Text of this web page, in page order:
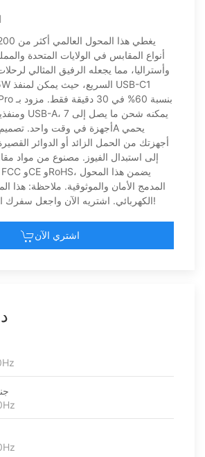
أنواع المقابس في الولايات المتحدة
وأستراليا، مما يجعله الرفيق المثالي
أجهزتك من الحمل الزائد أو الدوائر
إلى استبدال الفيوز. مصنوع من مواد
المدمج الأمان والموثوقية. ملاحظة: هذا
الكهربائي. اشتريه الآن واجعل سفرك العالمي أكثر سهولة!
اشتري الآن